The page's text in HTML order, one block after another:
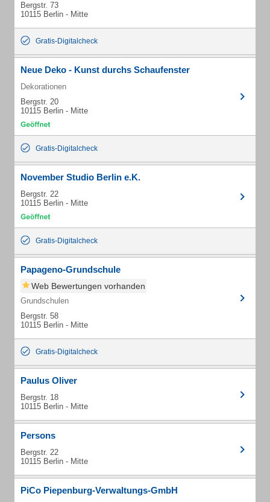
Bergstr. 73
10115 Berlin - Mitte
Gratis-Digitalcheck
Neue Deko - Kunst durchs Schaufenster
Dekorationen
Bergstr. 20
10115 Berlin - Mitte
Gratis-Digitalcheck
November Studio Berlin e.K.
Bergstr. 22
10115 Berlin - Mitte
Gratis-Digitalcheck
Papageno-Grundschule
Web Bewertungen vorhanden
Grundschulen
Bergstr. 58
10115 Berlin - Mitte
Gratis-Digitalcheck
Paulus Oliver
Bergstr. 18
10115 Berlin - Mitte
Persons
Bergstr. 22
10115 Berlin - Mitte
PiCo Piepenburg-Verwaltungs-GmbH